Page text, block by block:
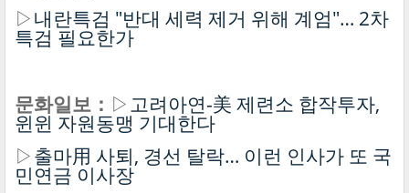
▷내란특검 "반대 세력 제거 위해 계엄"… 2차
특검 필요한가
문화일보： ▷고려아연-美 제련소 합작투자,
윈윈 자원동맹 기대한다
▷출마用 사퇴, 경선 탈락… 이런 인사가 또 국
민연금 이사장